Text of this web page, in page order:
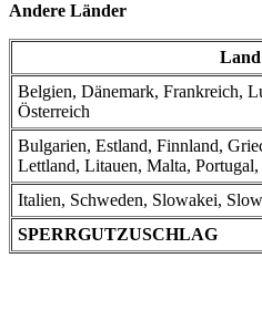
Andere Länder
Land
Belgien, Dänemark, Frankreich,
Österreich
Bulgarien, Estland, Finnland,
Lettland, Litauen, Malta, Portugal,
Italien, Schweden, Slowakei,
SPERRGUTZUSCHLAG